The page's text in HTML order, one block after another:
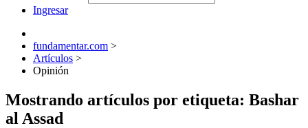
Ingresar
fundamentar.com >
Artículos >
Opinión
Mostrando artículos por etiqueta: Bashar
al Assad